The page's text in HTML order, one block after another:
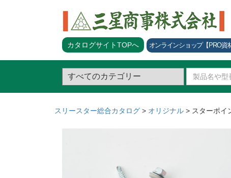
カタログサイトTOPへ オンラインショップ【PRO資
スリースター総合カタログ > オリジナル > スターポイ